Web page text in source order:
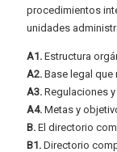
procedimientos
unidades
A1. Estructura
A2. Base legal que
A3. Regulaciones
A4. Metas y
B. El directorio
B1. Directorio